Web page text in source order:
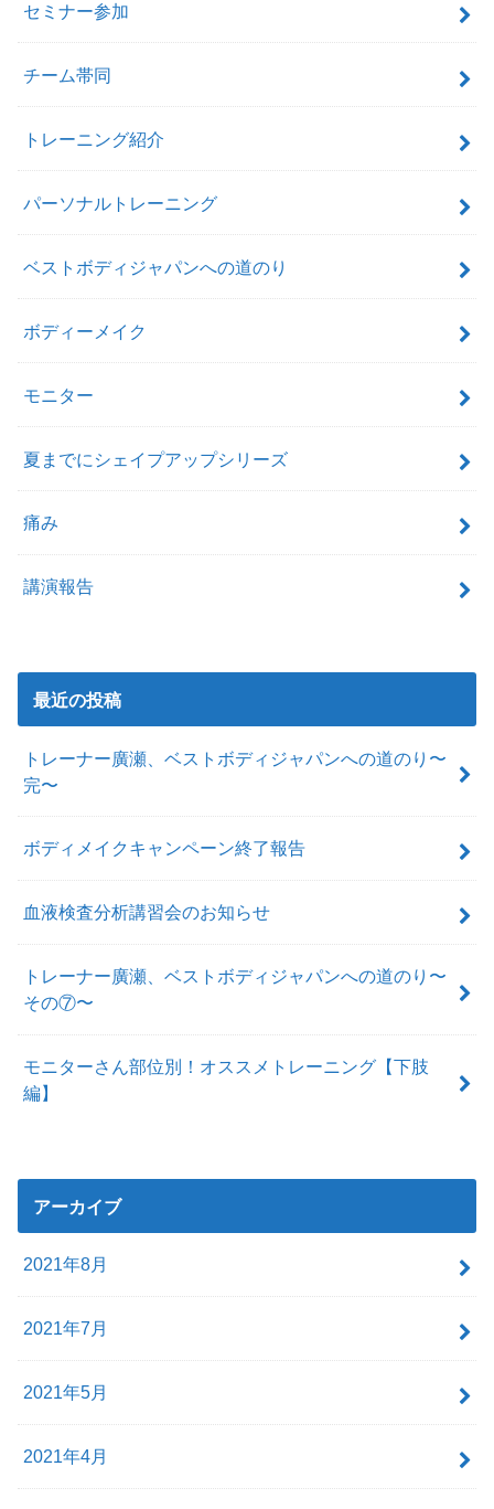
セミナー参加
チーム帯同
トレーニング紹介
パーソナルトレーニング
ベストボディジャパンへの道のり
ボディーメイク
モニター
夏までにシェイプアップシリーズ
痛み
講演報告
最近の投稿
トレーナー廣瀬、ベストボディジャパンへの道のり〜
完〜
ボディメイクキャンペーン終了報告
血液検査分析講習会のお知らせ
トレーナー廣瀬、ベストボディジャパンへの道のり〜
その⑦〜
モニターさん部位別！オススメトレーニング【下肢
編】
アーカイブ
2021年8月
2021年7月
2021年5月
2021年4月